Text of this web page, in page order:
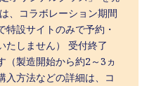
、コラボレーション期間
設サイトのみで予約・
たしません） 受付終了
（製造開始から約2～3ヵ
方法などの詳細は、コ